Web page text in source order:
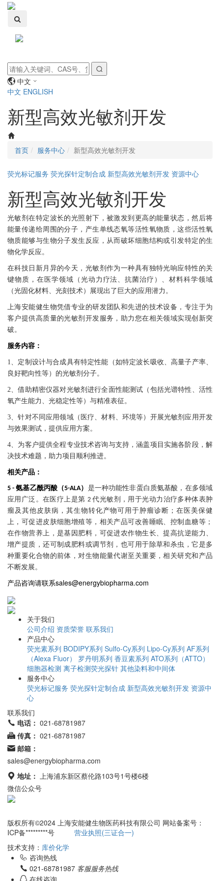
中文
中文 ENGLISH
新型高效光敏剂开发
首页 服务中心 新型高效光敏剂开发
荧光标记服务 荧光探针定制合成 新型高效光敏剂开发 资源中心
新型高效光敏剂开发
光敏剂在特定波长的光照射下，被激发到更高的能量状态，然后将
能量传递给周围的分子， 产生单线态氧等活性氧物质，这些活性氧
物质能够与生物分子发生反应，从而破坏细胞结构或引发特定的生
物化学反应。
在科技日新月异的今天，光敏剂作为一种具有独特光响应特性的关
键物质，在医学领域 （光动力疗法、抗菌治疗）、材料科学领域
（光固化材料、光刻技术） 展现出了巨大的应用潜力。
上海安能健生物凭借专业的研发团队和先进的技术设备，专注于为
客户提供高质量的光敏剂开发服务，助力您在相关领域实现创新突
破。
服务内容：
1、定制设计与合成具有特定性能（如特定波长吸收、高量子产率、
良好靶向性等）的光敏剂分子。
2、借助精密仪器对光敏剂进行全面性能测试（包括光谱特性、活性
氧产生能力、光稳定性等）与精准表征。
3、针对不同应用领域（医疗、材料、环境等）开展光敏剂应用开发
与效果测试，提供应用方案。
4、为客户提供全程专业技术咨询与支持，涵盖项目实施各阶段，解
决技术难题，助力项目顺利推进。
相关产品：
5 -氨基乙酰丙酸（5-ALA） 是一种功能性非蛋白质氨基酸，在多领域
应用广泛。在医疗上是第 2代光敏剂，用于光动力治疗多种体表肿
瘤及其他皮肤病，其生物转化产物可用于肿瘤诊断；在医美保健
上，可促进皮肤细胞增殖等，相关产品可改善睡眠、控制血糖等；
在作物营养上，是基因肥料，可促进农作物生长、提高抗逆能力、
增产提质，还可制成肥料或调节剂，也可用于除草和杀虫，它是多
种重要化合物的前体，对生物能量代谢至关重要，相关研究和产品
不断发展。
产品咨询请联系sales@energybiopharma.com
关于我们
公司介绍 资质荣誉 联系我们
产品中心
荧光素系列 BODIPY系列 Sulfo-Cy系列 Lipo-Cy系列 AF系列
（Alexa Fluor）
罗丹明系列 香豆素系列 ATO系列（ATTO）
细胞器检测 离子检测荧光探针 其他染料和中间体
服务中心
荧光标记服务 荧光探针定制合成 新型高效光敏剂开发 资源中
心
联系我们
电话： 021-68781987
传真： 021-68781987
邮箱：
sales@energybiopharma.com
地址：
上海浦东新区蔡伦路103号1号楼6楼
微信公众号
版权所有©2024 上海安能健生物医药科技有限公司 网站备案号：
ICP备*********号 营业执照(三证合一)
技术支持： 库价化学
咨询热线
021-68781987 客服服务热线